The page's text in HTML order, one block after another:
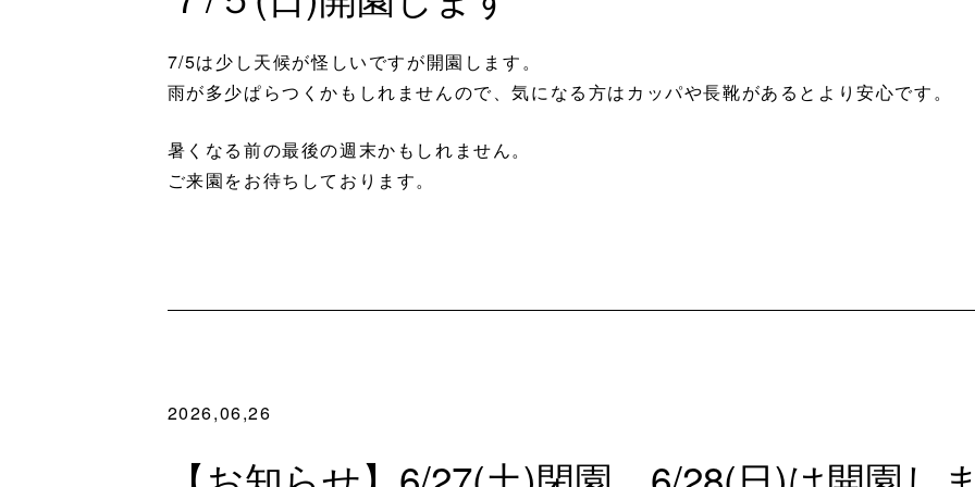
7/5は少し天候が怪しいですが開園します。
雨が多少ぱらつくかもしれませんので、気になる方はカッパや長靴があるとより安心です。
暑くなる前の最後の週末かもしれません。
ご来園をお待ちしております。
2026,06,26